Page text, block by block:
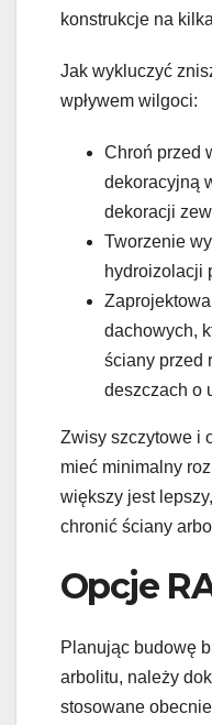
konstrukcje na
Jak wykluczyć
wpływem wilgoci:
Chroń przed
dekoracyjną
dekoracji
Tworzenie
hydroizolacji
dachowych,
ściany przed
deszczach o
Zwisy szczytowe i
mieć minimalny
większy jest
chronić ściany
Opcje
Planując budowę
arbolitu, należy
stosowane